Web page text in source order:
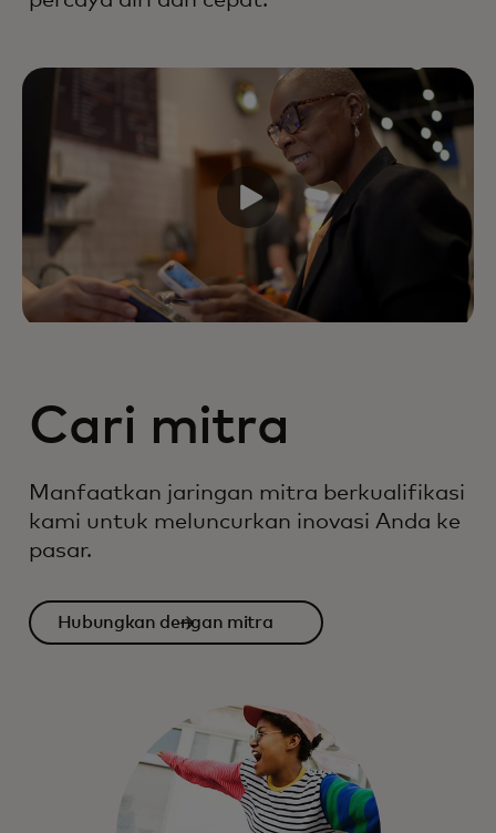
Cari mitra
Manfaatkan jaringan mitra berkualifikasi
kami untuk meluncurkan inovasi Anda ke
pasar.
Hubungkan dengan mitra